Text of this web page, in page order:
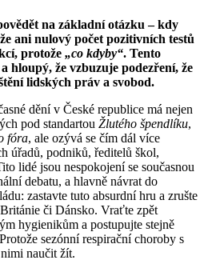
na základní otázku – kdy
ani nulový počet pozitivních testů
protože „co kdyby“. Tento
hloupý, že vzbuzuje podezření, že
lidských práv a svobod.
dění v České republice má nejen
pod standartou Žlutého špendlíku,
fóra, ale ozývá se čím dál více
úřadů, podniků, ředitelů škol,
lidé jsou nespokojení se současnou
debatu, a hlavně návrat do
zastavte tuto absurdní hru a zrušte
či Dánsko. Vraťte zpět
hygienikům a postupujte stejně
sezónní respirační choroby s
naučit žít.